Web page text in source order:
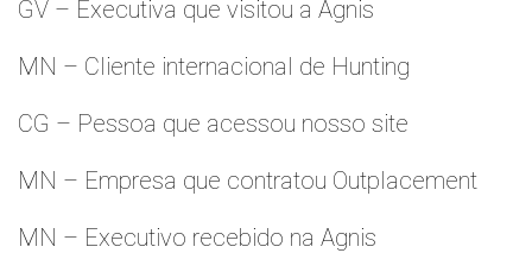
GV – Executiva que visitou a Agnis
MN – Cliente internacional de Hunting
CG – Pessoa que acessou nosso site
MN – Empresa que contratou Outplacement
MN – Executivo recebido na Agnis